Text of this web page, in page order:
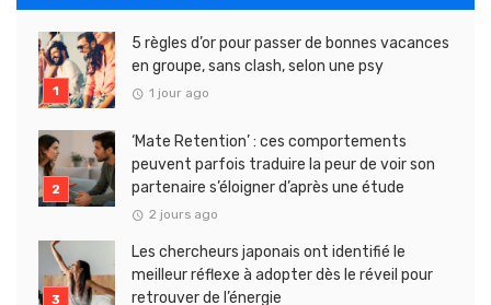
5 règles d’or pour passer de bonnes vacances
en groupe, sans clash, selon une psy
1 jour ago
‘Mate Retention’ : ces comportements
peuvent parfois traduire la peur de voir son
partenaire s’éloigner d’après une étude
2 jours ago
Les chercheurs japonais ont identifié le
meilleur réflexe à adopter dès le réveil pour
retrouver de l’énergie